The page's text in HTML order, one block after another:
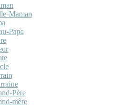
Maman
Papa
Père
mère